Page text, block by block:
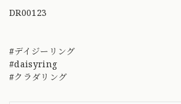
DR00123
#デイジーリング
#daisyring
#クラダリング